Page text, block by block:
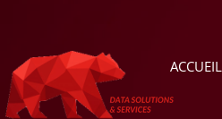
ACCUEIL